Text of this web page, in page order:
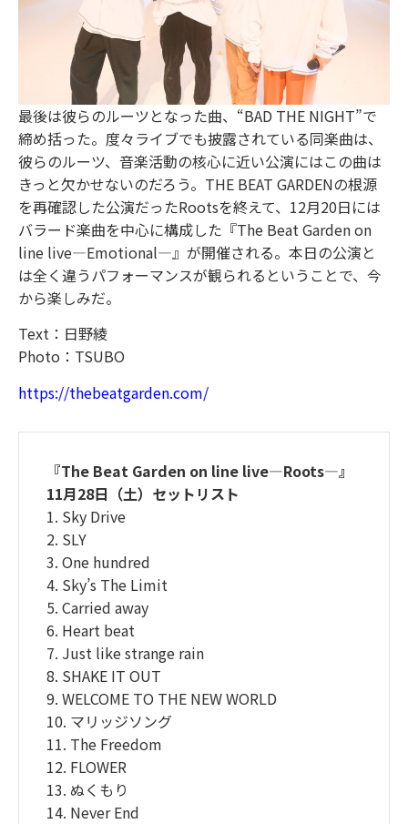
最後は彼らのルーツとなった曲、“BAD THE NIGHT”で
締め括った。度々ライブでも披露されている同楽曲は、
彼らのルーツ、音楽活動の核心に近い公演にはこの曲は
きっと欠かせないのだろう。THE BEAT GARDENの根源
を再確認した公演だったRootsを終えて、12月20日には
バラード楽曲を中心に構成した『The Beat Garden on
line live―Emotional―』が開催される。本日の公演と
は全く違うパフォーマンスが観られるということで、今
から楽しみだ。
Text：日野綾
Photo：TSUBO
https://thebeatgarden.com/
『The Beat Garden on line live―Roots―』
11月28日（土）セットリスト
1. Sky Drive
2. SLY
3. One hundred
4. Sky’s The Limit
5. Carried away
6. Heart beat
7. Just like strange rain
8. SHAKE IT OUT
9. WELCOME TO THE NEW WORLD
10. マリッジソング
11. The Freedom
12. FLOWER
13. ぬくもり
14. Never End